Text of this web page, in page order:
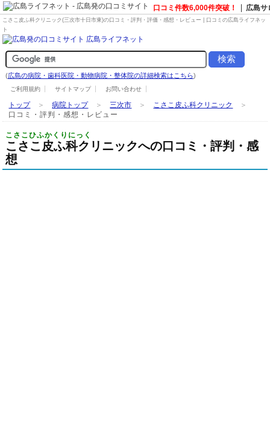
口コミ件数6,000件突破！ 広島サ
こさこ皮ふ科クリニック(三次市十日市東)の口コミ・評判・評価・感想・レビュー | 口コミの広島ライフネッ
ト
(広島の病院・歯科医院・動物病院・整体院の詳細検索はこちら)
ご利用規約 サイトマップ お問い合わせ
トップ＞病院トップ＞三次市 ＞ こさこ皮ふ科クリニック
＞
口コミ・評判・感想・レビュー
こさこひふかくりにっく
こさこ皮ふ科クリニックへの口コミ・評判・感
想